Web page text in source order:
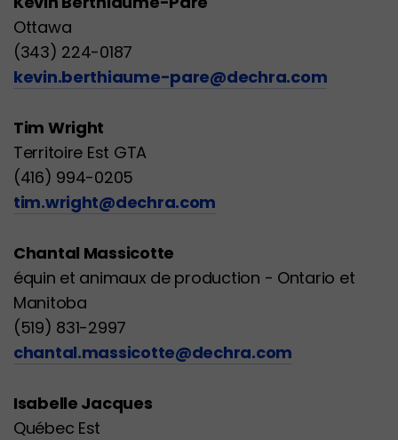
Ottawa
(343) 224-0187
kevin.berthiaume-pare@dechra.com
Tim Wright
Territoire Est GTA
(416) 994-0205
tim.wright@dechra.com
Chantal Massicotte
équin et animaux de production - Ontario et
Manitoba
(519) 831-2997
chantal.massicotte@dechra.com
Isabelle Jacques
Québec Est